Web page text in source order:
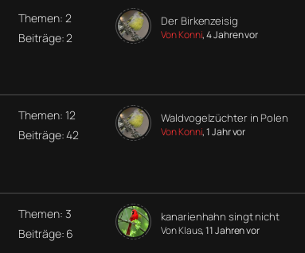
Themen: 2
Beiträge: 2
Der Birkenzeisig
Von Konni, 4 Jahren vor
Themen: 12
Beiträge: 42
Waldvogelzüchter in Polen
Von Konni, 1 Jahr vor
Themen: 3
Beiträge: 6
kanarienhahn singt nicht
Von Klaus, 11 Jahren vor